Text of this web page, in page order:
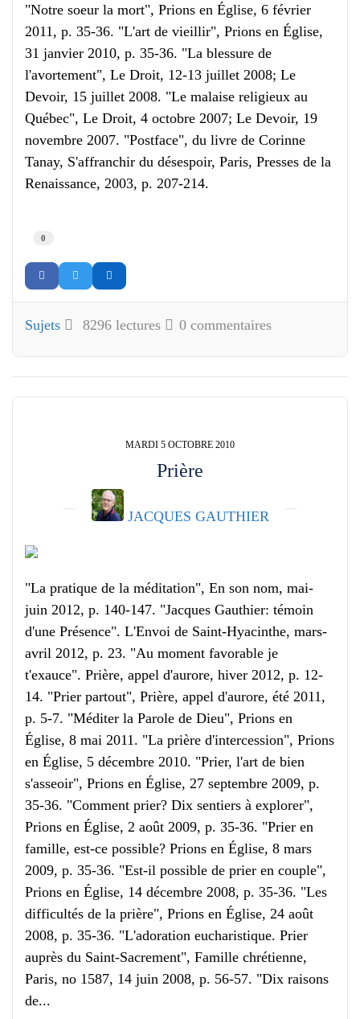
"Notre soeur la mort", Prions en Église, 6 février
2011, p. 35-36. "L'art de vieillir", Prions en Église,
31 janvier 2010, p. 35-36. "La blessure de
l'avortement", Le Droit, 12-13 juillet 2008; Le
Devoir, 15 juillet 2008. "Le malaise religieux au
Québec", Le Droit, 4 octobre 2007; Le Devoir, 19
novembre 2007. "Postface", du livre de Corinne
Tanay, S'affranchir du désespoir, Paris, Presses de la
Renaissance, 2003, p. 207-214.
0
Sujets 8296 lectures 0 commentaires
MARDI 5 OCTOBRE 2010
Prière
JACQUES GAUTHIER
"La pratique de la méditation", En son nom, mai-
juin 2012, p. 140-147. "Jacques Gauthier: témoin
d'une Présence". L'Envoi de Saint-Hyacinthe, mars-
avril 2012, p. 23. "Au moment favorable je
t'exauce". Prière, appel d'aurore, hiver 2012, p. 12-
14. "Prier partout", Prière, appel d'aurore, été 2011,
p. 5-7. "Méditer la Parole de Dieu", Prions en
Église, 8 mai 2011. "La prière d'intercession", Prions
en Église, 5 décembre 2010. "Prier, l'art de bien
s'asseoir", Prions en Église, 27 septembre 2009, p.
35-36. "Comment prier? Dix sentiers à explorer",
Prions en Église, 2 août 2009, p. 35-36. "Prier en
famille, est-ce possible? Prions en Église, 8 mars
2009, p. 35-36. "Est-il possible de prier en couple",
Prions en Église, 14 décembre 2008, p. 35-36. "Les
difficultés de la prière", Prions en Église, 24 août
2008, p. 35-36. "L'adoration eucharistique. Prier
auprès du Saint-Sacrement", Famille chrétienne,
Paris, no 1587, 14 juin 2008, p. 56-57. "Dix raisons
de...